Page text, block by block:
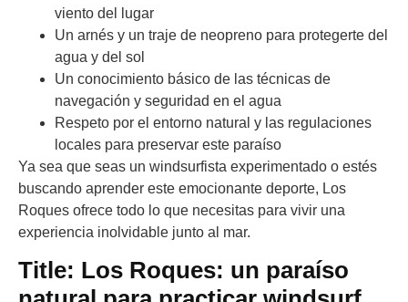
viento del lugar
Un arnés y un traje de neopreno para protegerte del
agua y del sol
Un conocimiento básico de las técnicas de
navegación y seguridad en el agua
Respeto por el entorno natural y las regulaciones
locales para preservar este paraíso
Ya sea que seas un windsurfista experimentado o estés
buscando aprender este emocionante deporte, Los
Roques ofrece todo lo que necesitas para vivir una
experiencia inolvidable junto al mar.
Title: Los Roques: un paraíso